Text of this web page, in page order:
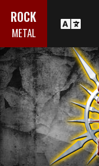
ROCK
METAL